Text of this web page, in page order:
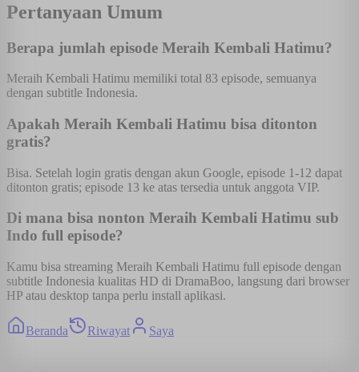
Pertanyaan Umum
Berapa jumlah episode Meraih Kembali Hatimu?
Meraih Kembali Hatimu memiliki total 83 episode, semuanya
dengan subtitle Indonesia.
Apakah Meraih Kembali Hatimu bisa ditonton
gratis?
Bisa. Setelah login gratis dengan akun Google, episode 1-12 dapat
ditonton gratis; episode 13 ke atas tersedia untuk anggota VIP.
Di mana bisa nonton Meraih Kembali Hatimu sub
Indo full episode?
Kamu bisa streaming Meraih Kembali Hatimu full episode dengan
subtitle Indonesia kualitas HD di DramaBoo, langsung dari browser
HP atau desktop tanpa perlu install aplikasi.
Beranda Riwayat Saya